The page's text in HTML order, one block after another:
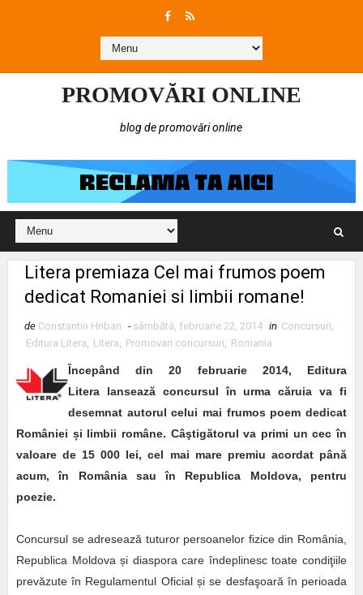
PROMOVĂRI ONLINE
blog de promovări online
Litera premiaza Cel mai frumos poem
dedicat Romaniei si limbii romane!
de Constantin Hriban - sâmbătă, februarie 22, 2014 in Concursuri,
Editura Litera, Litera, Promovari concursuri, Romania
Începând din 20 februarie 2014, Editura
Litera lansează concursul în urma căruia va fi
desemnat autorul celui mai frumos poem dedicat
României și limbii române. Câştigătorul va primi un cec în
valoare de 15 000 lei, cel mai mare premiu acordat până
acum, în România sau în Republica Moldova, pentru
poezie.
Concursul se adresează tuturor persoanelor fizice din România,
Republica Moldova și diaspora care îndeplinesc toate condiţiile
prevăzute în Regulamentul Oficial și se desfaşoară în perioada